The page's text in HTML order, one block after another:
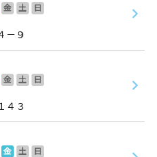
金 土
日
－９
金 土
日
４３
金 土
日